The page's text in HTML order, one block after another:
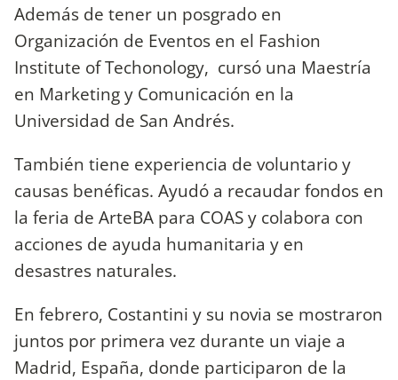
Además de tener un posgrado en
Organización de Eventos en el Fashion
Institute of Techonology, cursó una Maestría
en Marketing y Comunicación en la
Universidad de San Andrés.
También tiene experiencia de voluntario y
causas benéficas. Ayudó a recaudar fondos en
la feria de ArteBA para COAS y colabora con
acciones de ayuda humanitaria y en
desastres naturales.
En febrero, Costantini y su novia se mostraron
juntos por primera vez durante un viaje a
Madrid, España, donde participaron de la